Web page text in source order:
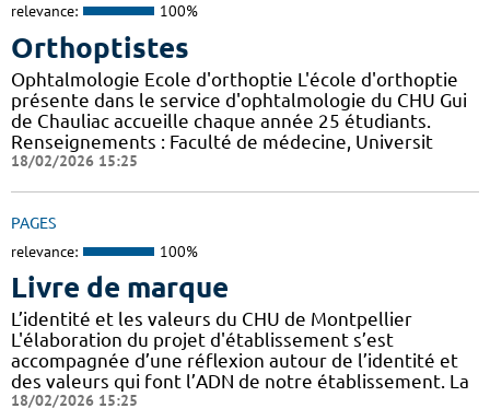
relevance: 100%
Orthoptistes
Ophtalmologie Ecole d'orthoptie L'école d'orthoptie
présente dans le service d'ophtalmologie du CHU Gui
de Chauliac accueille chaque année 25 étudiants.
Renseignements : Faculté de médecine, Universit
18/02/2026 15:25
PAGES
relevance: 100%
Livre de marque
L’identité et les valeurs du CHU de Montpellier
L'élaboration du projet d'établissement s’est
accompagnée d’une réflexion autour de l’identité et
des valeurs qui font l’ADN de notre établissement. La
18/02/2026 15:25